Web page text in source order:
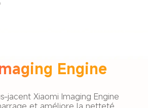
Engine
jacent Xiaomi Imaging Engine